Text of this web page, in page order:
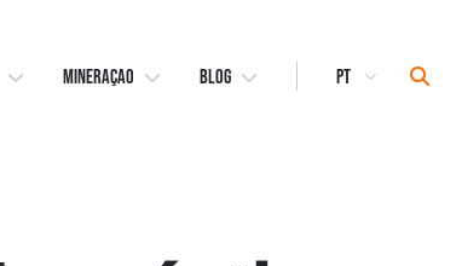
MINERAÇAO BLOG
Select